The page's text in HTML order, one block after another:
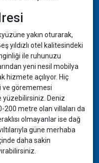
yakın oturarak,
yıldızlı otel kalitesindeki
ile ruhunuzu
yeni nesil mobilya
hizmete açılıyor. Hiç
ve görememesi
yüzebilirsiniz. Deniz
200 metre olan villaları da
olmayanlar ise dağ
güne merhaba
daha sakin